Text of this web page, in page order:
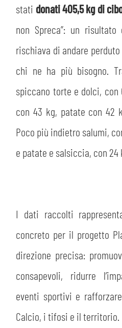
stati donati 405,5 kg di
non Spreca”: un
rischiava di andare
chi ne ha più bisogno.
spiccano torte e dolci, con
con 43 kg, patate con 42
Poco più indietro salumi,
e patate e salsiccia, con 24
I dati raccolti
concreto per il progetto
direzione precisa:
consapevoli, ridurre
eventi sportivi e
Calcio, i tifosi e il territorio.